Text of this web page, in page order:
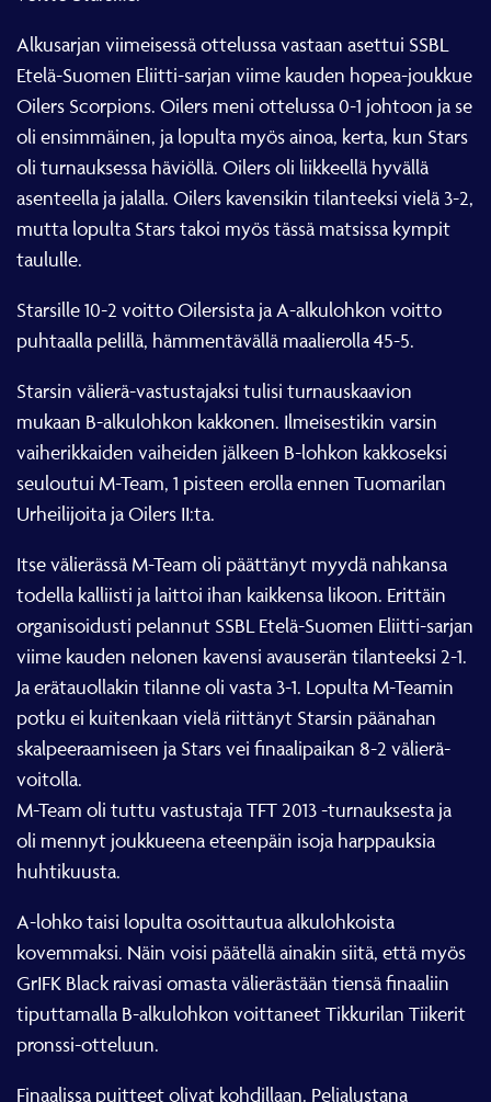
Alkusarjan viimeisessä ottelussa vastaan asettui SSBL
Etelä-Suomen Eliitti-sarjan viime kauden hopea-joukkue
Oilers Scorpions. Oilers meni ottelussa 0-1 johtoon ja se
oli ensimmäinen, ja lopulta myös ainoa, kerta, kun Stars
oli turnauksessa häviöllä. Oilers oli liikkeellä hyvällä
asenteella ja jalalla. Oilers kavensikin tilanteeksi vielä 3-2,
mutta lopulta Stars takoi myös tässä matsissa kympit
taululle.
Starsille 10-2 voitto Oilersista ja A-alkulohkon voitto
puhtaalla pelillä, hämmentävällä maalierolla 45-5.
Starsin välierä-vastustajaksi tulisi turnauskaavion
mukaan B-alkulohkon kakkonen. Ilmeisestikin varsin
vaiherikkaiden vaiheiden jälkeen B-lohkon kakkoseksi
seuloutui M-Team, 1 pisteen erolla ennen Tuomarilan
Urheilijoita ja Oilers II:ta.
Itse välierässä M-Team oli päättänyt myydä nahkansa
todella kalliisti ja laittoi ihan kaikkensa likoon. Erittäin
organisoidusti pelannut SSBL Etelä-Suomen Eliitti-sarjan
viime kauden nelonen kavensi avauserän tilanteeksi 2-1.
Ja erätauollakin tilanne oli vasta 3-1. Lopulta M-Teamin
potku ei kuitenkaan vielä riittänyt Starsin päänahan
skalpeeraamiseen ja Stars vei finaalipaikan 8-2 välierä-
voitolla.
M-Team oli tuttu vastustaja TFT 2013 -turnauksesta ja
oli mennyt joukkueena eteenpäin isoja harppauksia
huhtikuusta.
A-lohko taisi lopulta osoittautua alkulohkoista
kovemmaksi. Näin voisi päätellä ainakin siitä, että myös
GrIFK Black raivasi omasta välierästään tiensä finaaliin
tiputtamalla B-alkulohkon voittaneet Tikkurilan Tiikerit
pronssi-otteluun.
Finaalissa puitteet olivat kohdillaan. Pelialustana